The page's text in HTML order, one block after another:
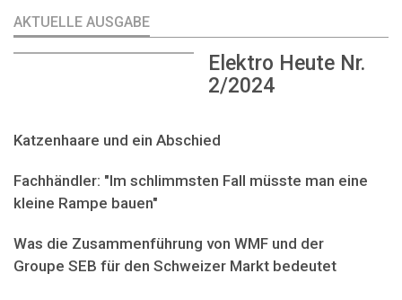
AKTUELLE AUSGABE
Elektro Heute Nr.
2/2024
Katzenhaare und ein Abschied
Fachhändler: "Im schlimmsten Fall müsste man eine
kleine Rampe bauen"
Was die Zusammenführung von WMF und der
Groupe SEB für den Schweizer Markt bedeutet